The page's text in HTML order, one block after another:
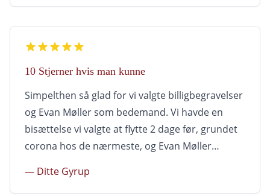
10 Stjerner hvis man kunne
Simpelthen så glad for vi valgte billigbegravelser
og Evan Møller som bedemand. Vi havde en
bisættelse vi valgte at flytte 2 dage før, grundet
corona hos de nærmeste, og Evan Møller
kommunikation hele vejen og meget nem at
— Ditte Gyrup